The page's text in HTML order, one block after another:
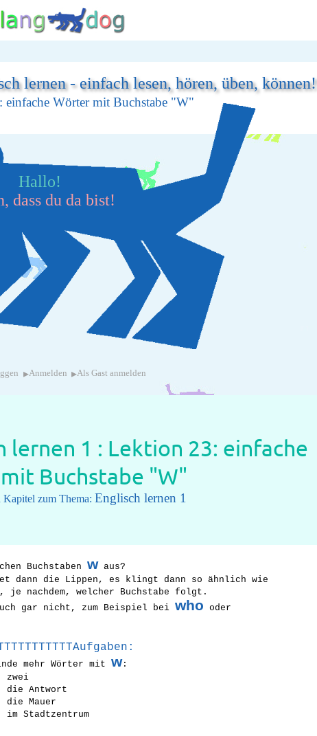
lernen - einfach lesen, hören, üben, können!
einfache Wörter mit Buchstabe "W"
Hallo!
dass du da bist!
▸Anmelden ▸Als Gast anmelden
lernen 1 : Lektion 23: einfache
Buchstabe "W"
Kapitel zum Thema: Englisch lernen 1
Buchstaben waus?
dann die Lippen, es klingt dann so ähnlich wie
je nachdem, welcher Buchstabe folgt.
gar nicht, zum Beispiel bei who oder
mehr Wörter mit w:
zwei
die Antwort
die Mauer
im Stadtzentrum